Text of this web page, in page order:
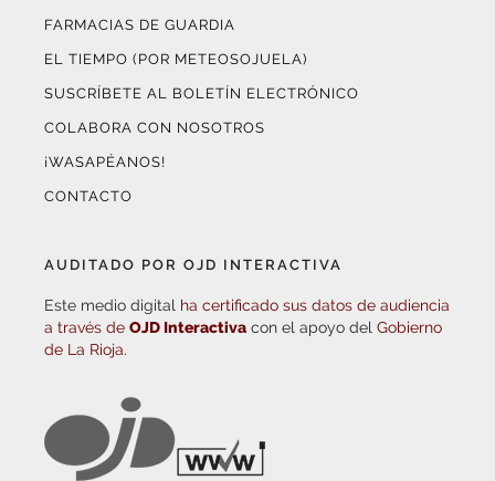
FARMACIAS DE GUARDIA
EL TIEMPO (POR METEOSOJUELA)
SUSCRÍBETE AL BOLETÍN ELECTRÓNICO
COLABORA CON NOSOTROS
¡WASAPÉANOS!
CONTACTO
AUDITADO POR OJD INTERACTIVA
Este medio digital ha certificado sus datos de audiencia
a través de OJD Interactiva con el apoyo del Gobierno
de La Rioja.